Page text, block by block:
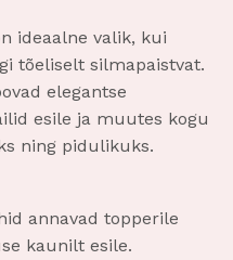
ideaalne valik, kui
tõeliselt silmapaistvat.
elegantse
esile ja muutes kogu
ning pidulikuks.
annavad topperile
kaunilt esile.